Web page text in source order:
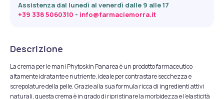
Assistenza dal lunedì al venerdì dalle 9 alle 17
+39 338 5060310 - info@farmaciemorra.it
Descrizione
La crema per le mani Phytoskin Panarea è un prodotto farmaceutico
altamente idratante e nutriente, ideale per contrastare secchezza e
screpolature della pelle. Grazie alla sua formula ricca di ingredienti attivi
naturali, questa crema è in grado di ripristinare la morbidezza e l'elasticità